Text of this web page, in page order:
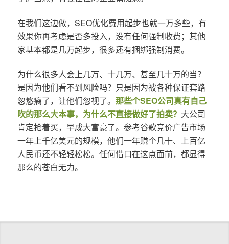
在我们这边做，SEO优化费用起步也就一万多些，有
效果你再考虑是否多投入，没有任何强制收费；其他
家基本都是几万起步，很多还有捆绑强制消费。
为什么很多人会上几万、十几万、甚至几十万的当？
是因为他们看不到风险吗？只是因为被各种保证套路
忽悠瘸了，让他们忽视了。 那些个SEO公司真有自己
吹的那么大本事，为什么不直接做好了拍卖？ 大公司
肯定抢着买，早成大富豪了。参考谷歌竞价广告市场
一年上千亿美元的规模，他们一年赚个几十、上百亿
人民币还不轻轻松松。任何借口在这点面前，都显得
那么的苍白无力。